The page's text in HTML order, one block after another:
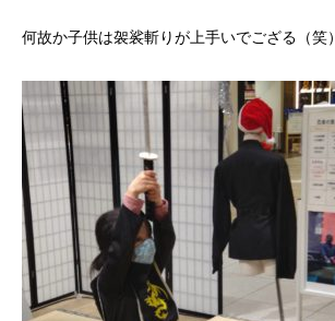
何故か子供は袈裟斬りが上手いでござる（笑）